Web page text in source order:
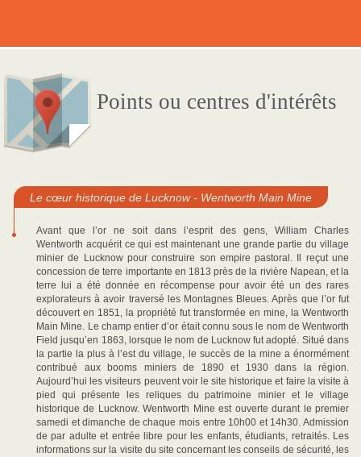
Points ou centres d'intérêts
Le cœur historique de Lucknow - Wentworth Main Mine
Avant que l’or ne soit dans l’esprit des gens, William Charles
Wentworth acquérit ce qui est maintenant une grande partie du village
minier de Lucknow pour construire son empire pastoral. Il reçut une
concession de terre importante en 1813 près de la rivière Napean, et la
terre lui a été donnée en récompense pour avoir été un des rares
explorateurs à avoir traversé les Montagnes Bleues. Après que l’or fut
découvert en 1851, la propriété fut transformée en mine, la Wentworth
Main Mine. Le champ entier d’or était connu sous le nom de Wentworth
Field jusqu’en 1863, lorsque le nom de Lucknow fut adopté. Situé dans
la partie la plus à l’est du village, le succès de la mine a énormément
contribué aux booms miniers de 1890 et 1930 dans la région.
Aujourd’hui les visiteurs peuvent voir le site historique et faire la visite à
pied qui présente les reliques du patrimoine minier et le village
historique de Lucknow. Wentworth Mine est ouverte durant le premier
samedi et dimanche de chaque mois entre 10h00 et 14h30. Admission
de par adulte et entrée libre pour les enfants, étudiants, retraités. Les
informations sur la visite du site concernant les conseils de sécurité, les